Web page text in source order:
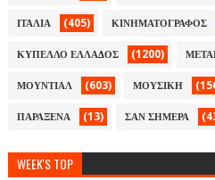
ΙΤΑΛΙΑ (405) ΚΙΝΗΜΑΤΟΓΡΑΦΟΣ
ΚΥΠΕΛΛΟ ΕΛΛΑΔΟΣ (1200)
ΜΟΥΝΤΙΑΛ (603) ΜΟΥΣΙΚΗ
ΠΑΡΑΞΕΝΑ (13) ΣΑΝ ΣΗΜΕΡΑ
WEEK'S TOP